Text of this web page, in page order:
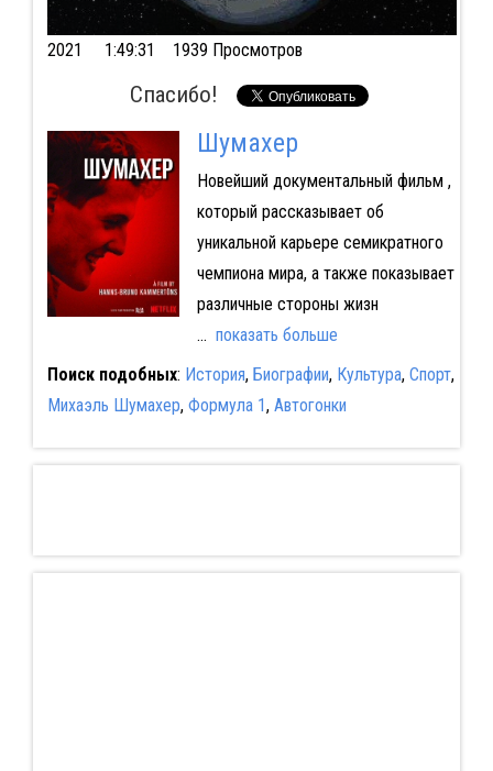
2021 1:49:31 1939 Просмотров
Спасибо!
Шумахер
Новейший документальный фильм ,
который рассказывает об
уникальной карьере семикратного
чемпиона мира, а также показывает
различные стороны жизн
... показать больше
Поиск подобных: История, Биографии, Культура, Спорт,
Михаэль Шумахер, Формула 1, Автогонки